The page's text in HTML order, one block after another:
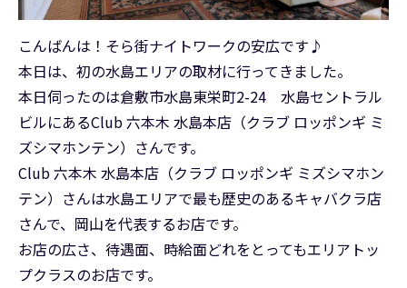
こんばんは！そら街ナイトワークの安広です♪
本日は、初の水島エリアの取材に行ってきました。
本日伺ったのは倉敷市水島東栄町2-24 水島セントラル
ビルにあるClub 六本木 水島本店（クラブ ロッポンギ ミ
ズシマホンテン）さんです。
Club 六本木 水島本店（クラブ ロッポンギ ミズシマホン
テン）さんは水島エリアで最も歴史のあるキャバクラ店
さんで、岡山を代表するお店です。
お店の広さ、待遇面、時給面どれをとってもエリアトッ
プクラスのお店です。